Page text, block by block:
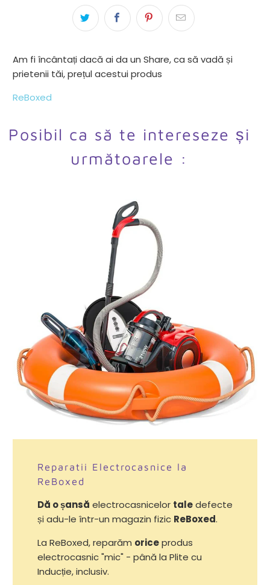
Am fi încântați dacă ai da un Share, ca să vadă și
prietenii tăi, prețul acestui produs
ReBoxed
Posibil ca să te intereseze și
următoarele :
Reparatii Electrocasnice la
ReBoxed
Dă o șansă electrocasnicelor taledefecte
și adu-le într-un magazin fizic ReBoxed.
La ReBoxed, reparăm oriceprodus
electrocasnic "mic" - până la Plite cu
Inducție, inclusiv.